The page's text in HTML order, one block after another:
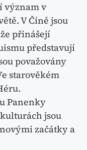
význam v
V Číně jsou
přinášejí
představují
považovány
starověkém
Panenky
jsou
začátky a